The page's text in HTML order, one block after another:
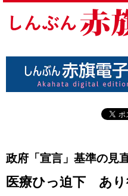
政府「宣言」基準の見
医療ひっ迫下 あり